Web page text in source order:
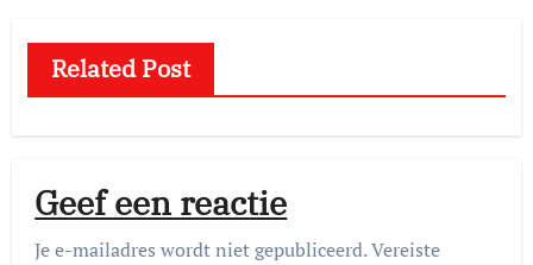
Related Post
Geef een reactie
Je e-mailadres wordt niet gepubliceerd.Vereiste